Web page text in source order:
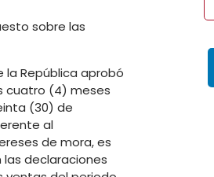
sobre las
la República aprobó
cuatro (4) meses
(30) de
al
de mora, es
declaraciones